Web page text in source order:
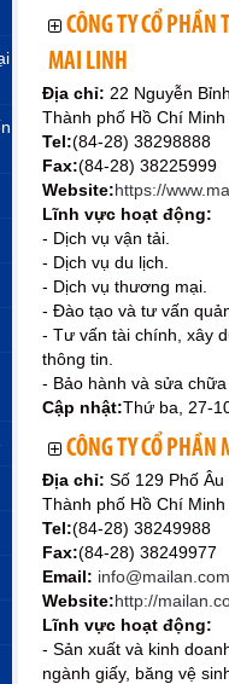
CÔNG TY CỔ PHẦN
MAI LINH
Địa chỉ: 22 Nguyễn
Thành phố Hồ Chí Minh
Tel:(84-28) 38298888
Fax:(84-28) 38225999
Website:https://
Lĩnh vực hoạt động:
- Dịch vụ vận tải.
- Dịch vụ du lịch.
- Dịch vụ thương mại.
- Đào tạo và tư vấn
- Tư vấn tài chính, xây
thông tin.
- Bảo hành và sửa chữa
Cập nhật:Thứ ba, 27-
CÔNG TY CỔ PHẦN
Địa chỉ: Số 129 Phố
Thành phố Hồ Chí Minh
Tel:(84-28) 38249988
Fax:(84-28) 38249977
Email:
Website:http://
Lĩnh vực hoạt động:
- Sản xuất và kinh
ngành giấy, băng vệ